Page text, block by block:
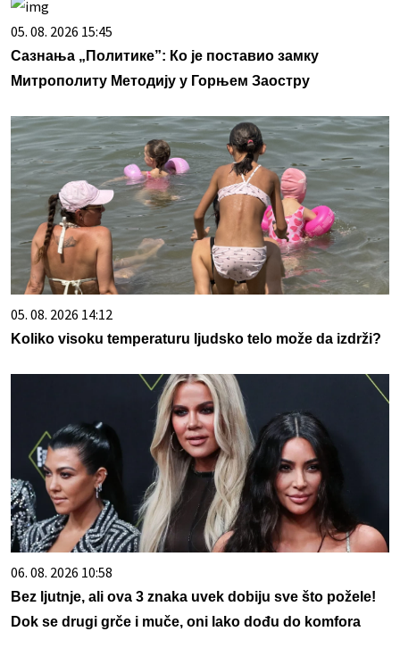
05. 08. 2026 15:45
Сазнања „Политике”: Ко је поставио замку
Митрополиту Методију у Горњем Заостру
05. 08. 2026 14:12
Koliko visoku temperaturu ljudsko telo može da izdrži?
06. 08. 2026 10:58
Bez ljutnje, ali ova 3 znaka uvek dobiju sve što požele!
Dok se drugi grče i muče, oni lako dođu do komfora